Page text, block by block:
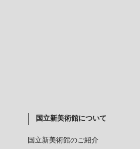
国立新美術館について
国立新美術館のご紹介